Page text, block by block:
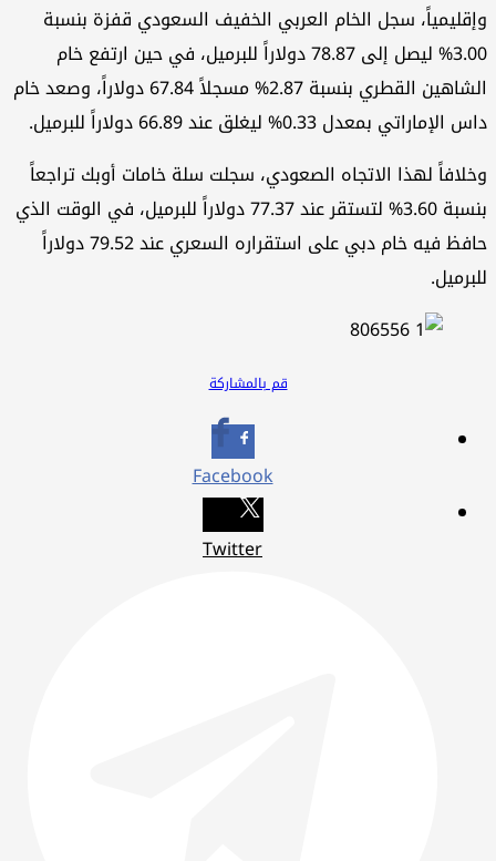
وإقليمياً، سجل الخام العربي الخفيف السعودي قفزة بنسبة
3.00% ليصل إلى 78.87 دولاراً للبرميل، في حين ارتفع خام
الشاهين القطري بنسبة 2.87% مسجلاً 67.84 دولاراً، وصعد خام
داس الإماراتي بمعدل 0.33% ليغلق عند 66.89 دولاراً للبرميل.
وخلافاً لهذا الاتجاه الصعودي، سجلت سلة خامات أوبك تراجعاً
بنسبة 3.60% لتستقر عند 77.37 دولاراً للبرميل، في الوقت الذي
حافظ فيه خام دبي على استقراره السعري عند 79.52 دولاراً
للبرميل.
قم بالمشاركة
Facebook
Twitter